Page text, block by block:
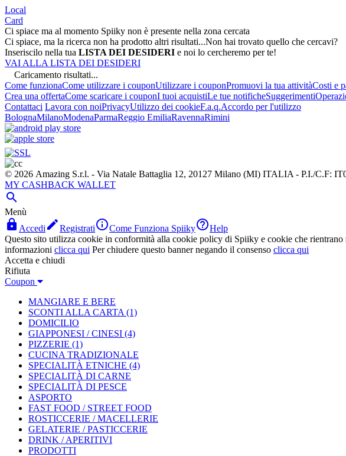
Local
Card
Ci spiace ma al momento Spiiky non è presente nella zona cercata
Ci spiace, ma la ricerca non ha prodotto altri risultati...Non hai trovato quello che cercavi?
Inseriscilo nella tua LISTA DEI DESIDERI e noi lo cercheremo per te!
VAI ALLA LISTA DEI DESIDERI
Caricamento risultati...
Come funzionaCome utilizzare i couponUtilizzare i couponPromuovi la tua attivitàCosti e
Crea una offertaCome scaricare i couponI tuoi acquistiLe tue notificheSuggerimenti
Contattaci Lavora con noiPrivacyUtilizzo dei cookieF.a.q.Accordo per l'utilizzo
BolognaMilanoModenaParmaReggio EmiliaRavennaRimini
© 2026 Amazing S.r.l. - Via Natale Battaglia 12, 20127 Milano (MI) ITALIA - P.I./C.F:
MY CASHBACK WALLET

Menù
 Accedi RegistratiCome Funziona SpiikyHelp
Questo sito utilizza cookie in conformità alla cookie policy di Spiiky e cookie che
informazioni clicca qui Per chiudere questo banner negando il consenso clicca qui
Accetta e chiudi
Rifiuta
Coupon
MANGIARE E BERE
SCONTI ALLA CARTA (1)
DOMICILIO
GIAPPONESI / CINESI (4)
PIZZERIE (1)
CUCINA TRADIZIONALE
SPECIALITÀ ETNICHE (4)
SPECIALITÀ DI CARNE
SPECIALITÀ DI PESCE
ASPORTO
FAST FOOD / STREET FOOD
ROSTICCERIE / MACELLERIE
GELATERIE / PASTICCERIE
DRINK / APERITIVI
PRODOTTI